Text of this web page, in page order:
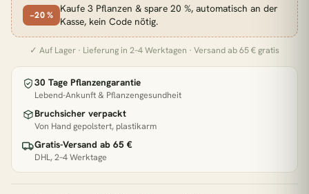
−20 %
Kaufe 3 Pflanzen & spare 20 %, automatisch an der
Kasse, kein Code nötig.
✓ Auf Lager · Lieferung in 2–4 Werktagen · Versand ab 65 € gratis
30 Tage Pflanzengarantie
Lebend-Ankunft & Pflanzengesundheit
Bruchsicher verpackt
Von Hand gepolstert, plastikarm
Gratis-Versand ab 65 €
DHL, 2–4 Werktage
Pflanzen für direkte Sonne
Zimmerpflanzen Südfenster Pflegeleichte Pflanzen